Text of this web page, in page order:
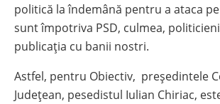
politică la îndemână pentru a ataca
sunt împotriva PSD, culmea,
publicația cu banii nostri.
Astfel, pentru Obiectiv, președintele
Județean, pesedistul Iulian Chiriac,